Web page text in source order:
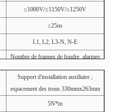
≤1000V/≤1150V/≤1250V
≤25ns
L1, L2, L3-N, N-E
Nombre de frappes de foudre, alarmes
sonores et lumineuses, contacts secs de
signalisation à distance
0.5A (8/20µs) - 100kA (8/20µs)
0-999
Support d'installation auxiliaire ;
espacement des trous 330mmx263mm
5N*m